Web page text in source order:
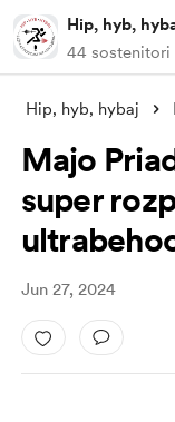
Hip, hyb,
44 sostenitori
Hip, hyb, hybaj
Majo
super
Jun 27, 2024